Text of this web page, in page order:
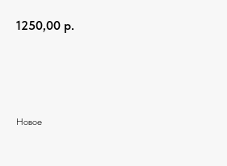
1250,00 р.
Новое